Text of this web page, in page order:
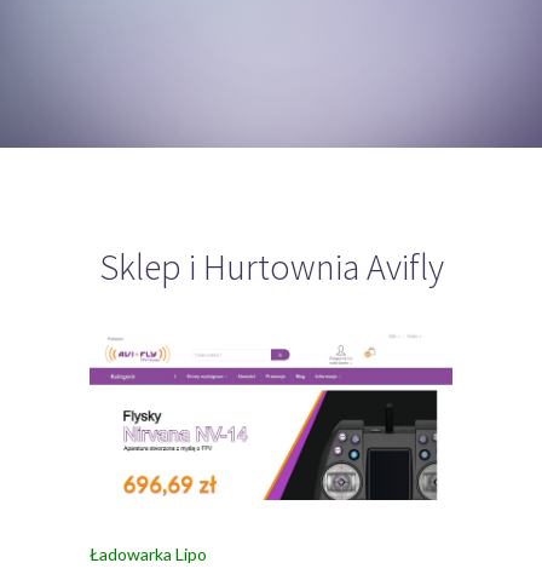
Sklep i Hurtownia Avifly
Ładowarka Lipo